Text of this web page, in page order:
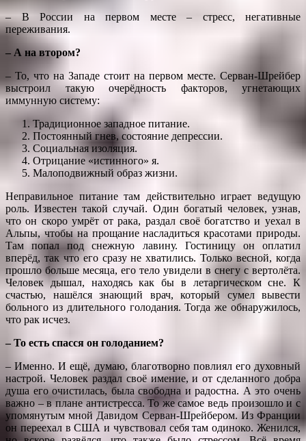
– В России на первом месте – стресс, негативные
переживания.
– А на втором?
– То, что на Западе стоит на первом месте. Серван-Шрейбер
выстроил такую очерёдность факторов, угнетающих
иммунную систему:
Традиционное западное питание.
Постоянный гнев, состояние депрессии.
Социальная изоляция.
Отрицание «истинного» я.
Малоподвижный образ жизни.
Неправильное питание там действительно играет ведущую
роль. Известен такой случай. Один богатый человек, узнав,
что он скоро умрёт от рака, раздал своё богатство и уехал в
Альпы, чтобы на прощание насладиться красотами природы.
Там попал под снежную лавину. Гостиницу он оплатил
вперёд, так что его сразу не хватились. Только весной, когда
прошло больше месяца, его тело увидели в снегу с вертолёта.
Человек дышал, находясь как бы в летаргическом сне. К
счастью, нашёлся знающий врач, который сумел вывести
больного из длительного голодания. Тогда же обнаружилось,
что рак исчез.
– То есть спасся он голоданием?
– Именно. И ещё, думаю, благотворно повлиял его духовный
настрой. Человек раздал своё имение, и от сделанного добра
душа его очистилась, была свободна и радостна. А это очень
важно – в плане антистресса. То же самое ведь произошло и с
упомянутым мной Давидом Серван-Шрейбером. Из Франции
он переехал в США и чувствовал себя там одиноко. Женился,